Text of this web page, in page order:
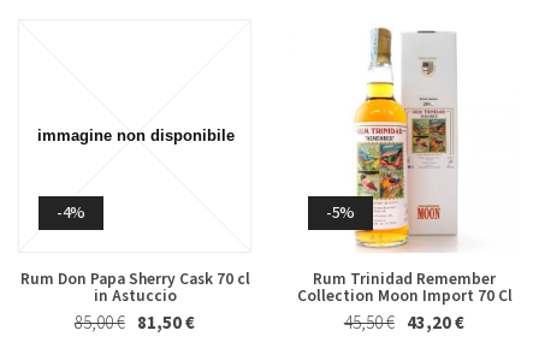
-5%
Latte, Crumble Granella di
Fragole e Mandorle Majani 115
Gr
5,70 € 5,40 €
-2%
Vino Cotto e Visciole Il Lorese
375 Ml
12,80 € 12,50 €
-4%
Rum Don Papa Sherry Cask 70 cl
in Astuccio
85,00 € 81,50 €
-5%
Rum Trinidad Remember
Collection Moon Import 70 Cl
45,50 € 43,20 €